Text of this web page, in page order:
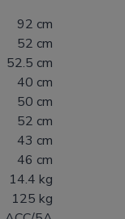
92 cm
52 cm
52.5 cm
40 cm
50 cm
52 cm
43 cm
46 cm
14.4 kg
125 kg